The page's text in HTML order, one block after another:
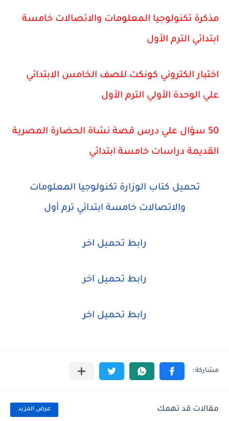
مذكرة تكنولوجيا المعلومات والاتصالات خامسة
ابتدائي الترم الأول
اختبار الكتروني كونكت للصف الخامس الابتدائي
علي الوحدة الأولي الترم الأول
50 سؤال علي درس قصة نشاة الحضارة المصرية
القديمة دراسات خامسة ابتدائي
تحميل كتاب الوزارة تكنولوجيا المعلومات
والاتصالات خامسة ابتدائي ترم أول
رابط تحميل اخر
رابط تحميل اخر
رابط تحميل اخر
مقالات قد تهمك عرض المزيد